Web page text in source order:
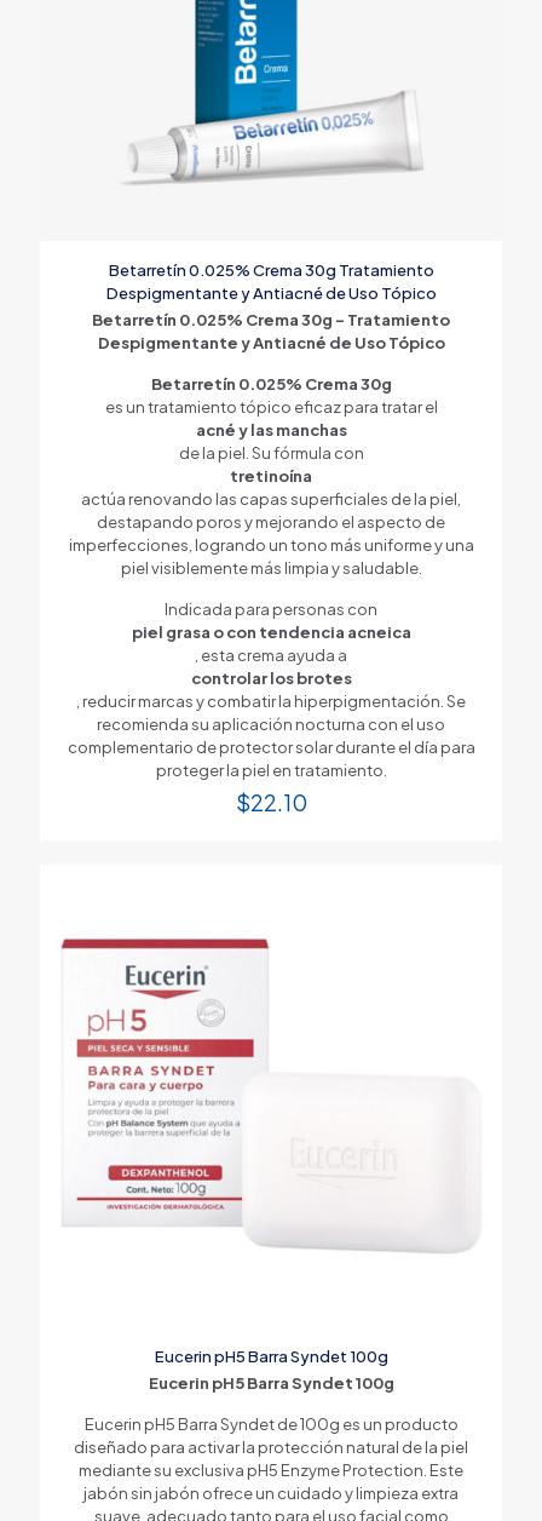
Betarretín 0.025% Crema 30g Tratamiento
Despigmentante y Antiacné de Uso Tópico
Betarretín 0.025% Crema 30g – Tratamiento
Despigmentante y Antiacné de Uso Tópico
Betarretín 0.025% Crema 30g
es un tratamiento tópico eficaz para tratar el
acné y las manchas
de la piel. Su fórmula con
tretinoína
actúa renovando las capas superficiales de la piel,
destapando poros y mejorando el aspecto de
imperfecciones, logrando un tono más uniforme y una
piel visiblemente más limpia y saludable.
Indicada para personas con
piel grasa o con tendencia acneica
, esta crema ayuda a
controlar los brotes
, reducir marcas y combatir la hiperpigmentación. Se
recomienda su aplicación nocturna con el uso
complementario de protector solar durante el día para
proteger la piel en tratamiento.
$22.10
Eucerin pH5 Barra Syndet 100g
Eucerin pH5 Barra Syndet 100g
Eucerin pH5 Barra Syndet de 100g es un producto
diseñado para activar la protección natural de la piel
mediante su exclusiva pH5 Enzyme Protection. Este
jabón sin jabón ofrece un cuidado y limpieza extra
suave, adecuado tanto para el uso facial como